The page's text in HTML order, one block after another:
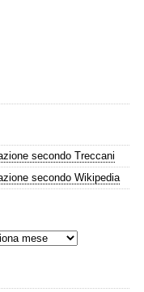
secondo Treccani
secondo Wikipedia